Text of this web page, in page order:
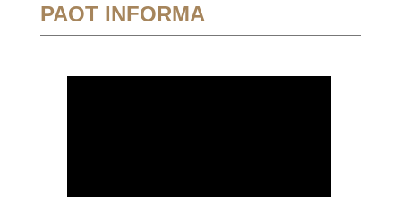
PAOT INFORMA